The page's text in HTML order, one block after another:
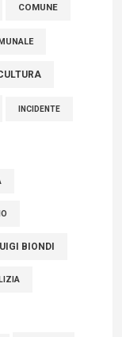
COMUNE
INCIDENTE
BIONDI